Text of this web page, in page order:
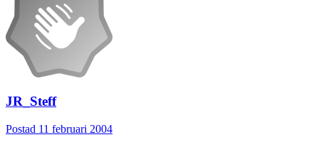
JR_Steff
Postad 11 februari 2004